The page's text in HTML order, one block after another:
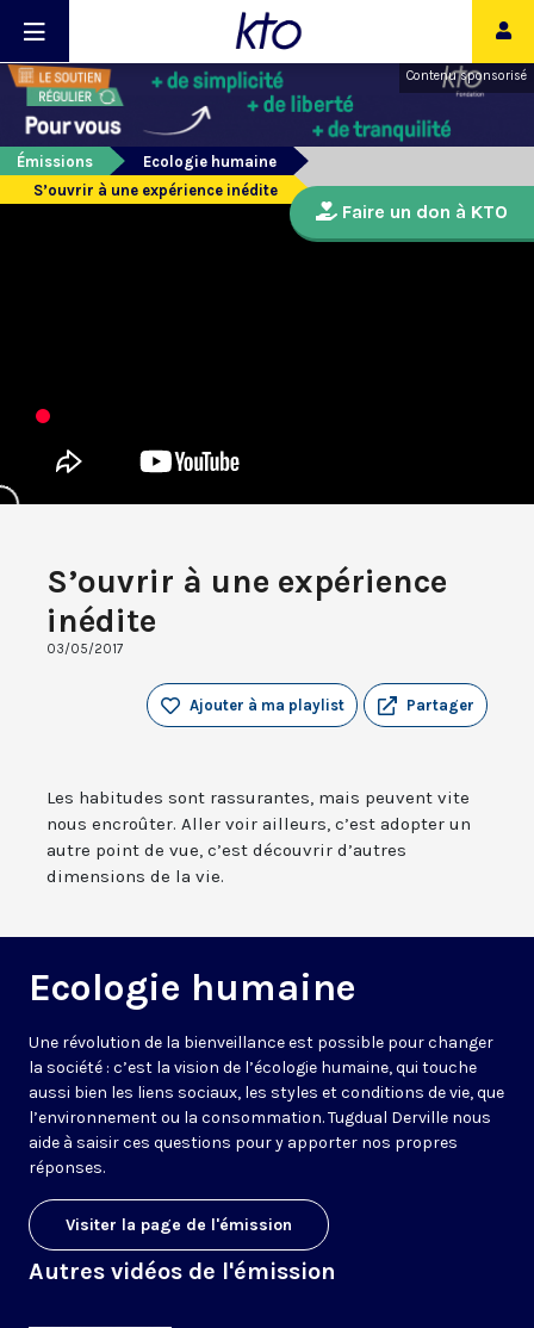
Contenu sponsorisé
Émissions
Ecologie humaine
S’ouvrir à une expérience inédite
S’ouvrir à une expérience
inédite
03/05/2017
Partager
Ajouter à ma playlist
Les habitudes sont rassurantes, mais peuvent vite
nous encroûter. Aller voir ailleurs, c’est adopter un
autre point de vue, c’est découvrir d’autres
dimensions de la vie.
Ecologie humaine
Une révolution de la bienveillance est possible pour changer
la société : c’est la vision de l’écologie humaine, qui touche
aussi bien les liens sociaux, les styles et conditions de vie, que
l’environnement ou la consommation. Tugdual Derville nous
aide à saisir ces questions pour y apporter nos propres
réponses.
Visiter la page de l'émission
Autres vidéos de l'émission
Faire un don à KTO